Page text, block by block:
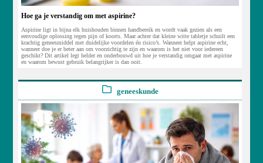
Hoe ga je verstandig om met aspirine?
Aspirine ligt in bijna elk huishouden binnen handbereik en wordt vaak gezien als een
eenvoudige oplossing tegen pijn of koorts. Maar achter dat kleine witte tabletje schuilt een
krachtig geneesmiddel met duidelijke voordelen én risico’s. Wanneer helpt aspirine echt,
wanneer doe je er beter aan om voorzichtig te zijn en waarom is het niet voor iedereen
geschikt? Dit artikel legt helder en onderbouwd uit hoe je verstandig omgaat met aspirine
en waarom bewust gebruik belangrijker is dan ooit.
geneeskunde